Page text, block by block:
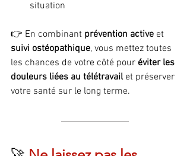
situation
👉 En combinant prévention active et
suivi ostéopathique, vous mettez toutes
les chances de votre côté pour éviter les
douleurs liées au télétravail et préserver
votre santé sur le long terme.